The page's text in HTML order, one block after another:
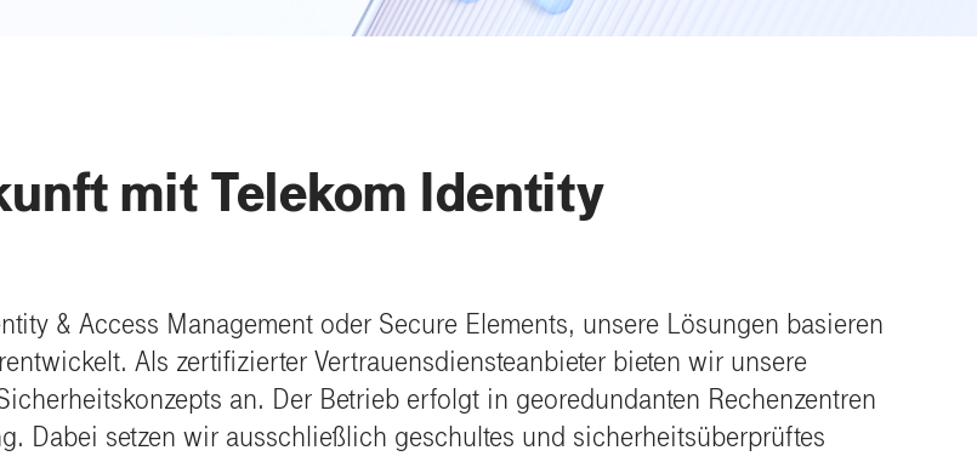
mit Telekom Identity
& Access Management oder Secure Elements, unsere Lösungen basieren
Als zertifizierter Vertrauensdiensteanbieter bieten wir unsere
an. Der Betrieb erfolgt in georedundanten Rechenzentren
Dabei setzen wir ausschließlich geschultes und sicherheitsüberprüftes